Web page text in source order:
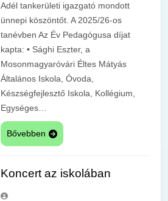
Adél tankerületi igazgató mondott
ünnepi köszöntőt. A 2025/26-os
tanévben Az Év Pedagógusa díjat
kapta: • Sághi Eszter, a
Mosonmagyaróvári Éltes Mátyás
Általános Iskola, Óvoda,
Készségfejlesztő Iskola, Kollégium,
Egységes…
Bővebben
Koncert az iskolában